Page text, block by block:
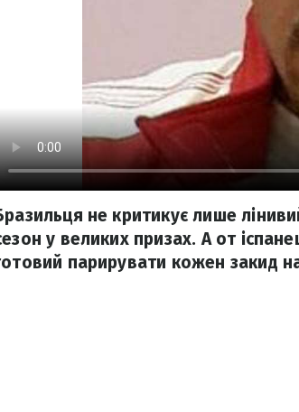
не критикує лише
у великих призах. А от
парирувати кожен закид